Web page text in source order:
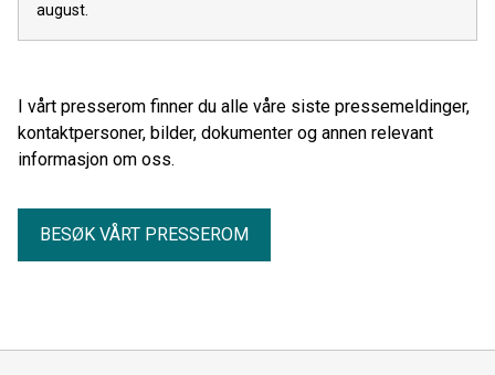
august.
I vårt presserom finner du alle våre siste pressemeldinger,
kontaktpersoner, bilder, dokumenter og annen relevant
informasjon om oss.
BESØK VÅRT PRESSEROM